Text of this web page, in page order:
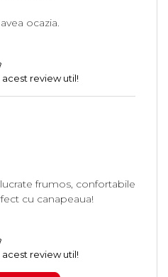
ocazia.
review util!
frumos, confortabile
cu canapeaua!
review util!